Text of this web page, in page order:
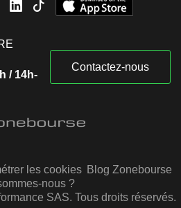
/ 14h-
Contactez-nous
les cookies Blog Zonebourse
nous ?
SAS. Tous droits réservés.